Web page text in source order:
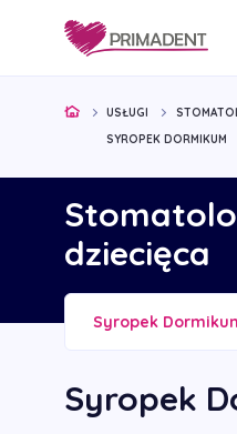
USŁUGI
SYROPEK DORMIKUM
dziecięca
Syropek
Syropek